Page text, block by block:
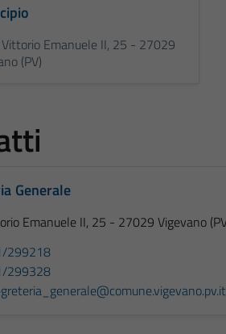
Vittorio Emanuele II, 25 - 27029
(PV)
Generale
Emanuele II, 25 - 27029 Vigevano
299218
299328